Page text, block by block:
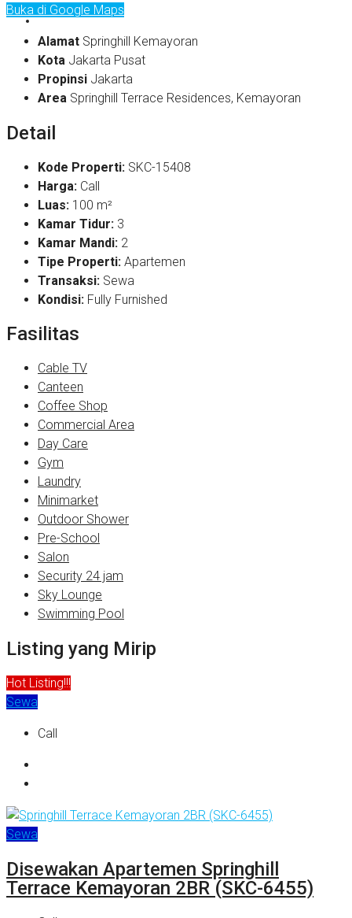
Buka di Google Maps
Alamat Springhill Kemayoran
Kota Jakarta Pusat
Propinsi Jakarta
Area Springhill Terrace Residences, Kemayoran
Detail
Kode Properti: SKC-15408
Harga: Call
Luas: 100 m²
Kamar Tidur: 3
Kamar Mandi: 2
Tipe Properti: Apartemen
Transaksi: Sewa
Kondisi: Fully Furnished
Fasilitas
Cable TV
Canteen
Coffee Shop
Commercial Area
Day Care
Gym
Laundry
Minimarket
Outdoor Shower
Pre-School
Salon
Security 24 jam
Sky Lounge
Swimming Pool
Listing yang Mirip
Hot Listing!!!
Sewa
Call
Sewa
Disewakan Apartemen Springhill
Terrace Kemayoran 2BR (SKC-6455)